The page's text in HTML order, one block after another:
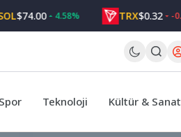
4.58% TRX$0.32 -0.72%
Teknoloji Kültür & Sanat